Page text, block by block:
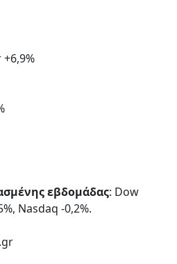
εβδομάδας: Dow
Nasdaq -0,2%.